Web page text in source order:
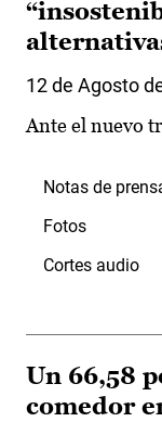
12 de Agosto
Ante el nuevo
Notas de
Fotos
Cortes audio
Un 66,58
comedor